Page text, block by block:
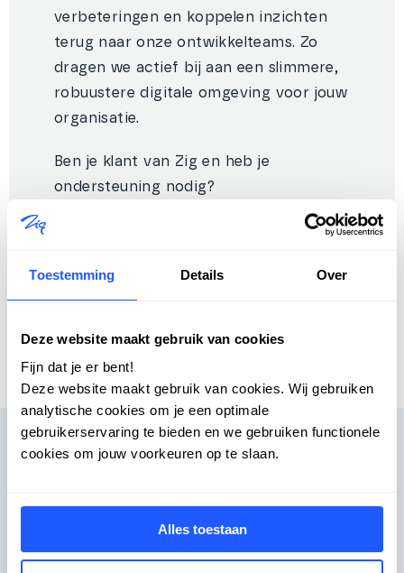
Toestemming Details Over
Deze website maakt gebruik van cookies
Fijn dat je er bent!
Deze website maakt gebruik van cookies. Wij gebruiken
analytische cookies om je een optimale
gebruikerservaring te bieden en we gebruiken functionele
cookies om jouw voorkeuren op te slaan.
Alles toestaan
verbeteringen en koppelen inzichten
terug naar onze ontwikkelteams. Zo
dragen we actief bij aan een slimmere,
robuustere digitale omgeving voor jouw
organisatie.
Ben je klant van Zig en heb je
ondersteuning nodig?